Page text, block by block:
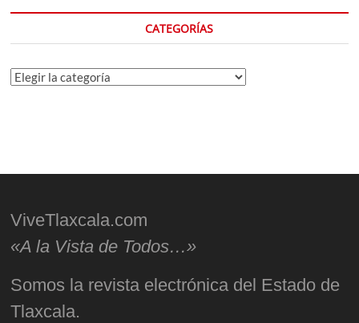
CATEGORÍAS
Categorías
ViveTlaxcala.com
«A la Vista de Todos…»
Somos la revista electrónica del Estado de
Tlaxcala.